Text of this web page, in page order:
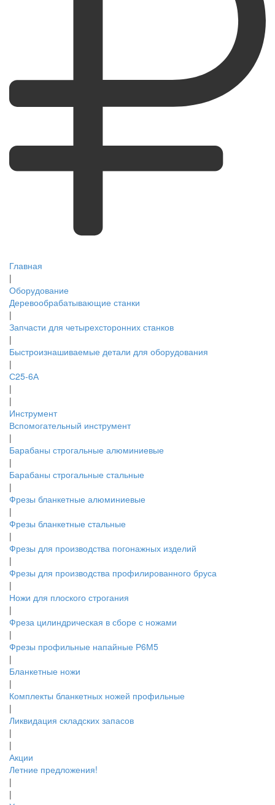
Главная
|
Оборудование
Деревообрабатывающие станки
|
Запчасти для четырехсторонних станков
|
Быстроизнашиваемые детали для оборудования
|
С25-6А
|
|
Инструмент
Вспомогательный инструмент
|
Барабаны строгальные алюминиевые
|
Барабаны строгальные стальные
|
Фрезы бланкетные алюминиевые
|
Фрезы бланкетные стальные
|
Фрезы для производства погонажных изделий
|
Фрезы для производства профилированного бруса
|
Ножи для плоского строгания
|
Фреза цилиндрическая в сборе с ножами
|
Фрезы профильные напайные Р6М5
|
Бланкетные ножи
|
Комплекты бланкетных ножей профильные
|
Ликвидация складских запасов
|
|
Акции
Летние предложения!
|
|